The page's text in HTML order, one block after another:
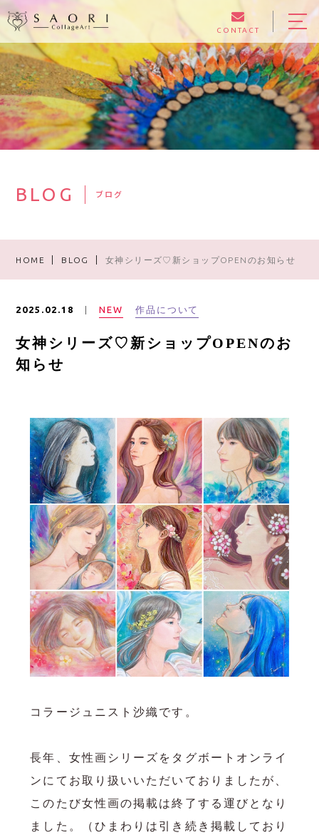
CONTACT
BLOG ブログ
HOME BLOG 女神シリーズ♡新ショップOPENのお知らせ
2025.02.18 NEW 作品について
女神シリーズ♡新ショップOPENのお
知らせ
コラージュニスト沙織です。
長年、女性画シリーズをタグボートオンライ
ンにてお取り扱いいただいておりましたが、
このたび女性画の掲載は終了する運びとなり
ました。（ひまわりは引き続き掲載しており
HOME
ABOUT
EXHIBITION
GALLERY
ONLINE SHOP
CONTACT